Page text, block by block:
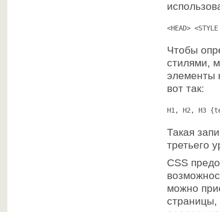
<HEAD>
Чтобы
стилями,
элементы
вот так:
H1, H2, H3
Такая
третьего
CSS
можно
страницы,